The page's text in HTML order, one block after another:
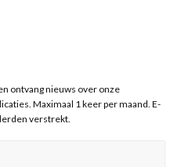
ontvang nieuws over onze
Maximaal 1 keer per maand. E-
verstrekt.